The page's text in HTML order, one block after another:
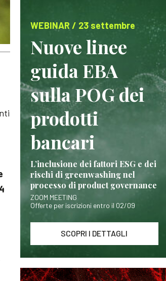
WEBINAR / 23 settembre
Nuove linee
guida EBA
sulla POG dei
prodotti
bancari
L’inclusione dei fattori ESG e dei
rischi di greenwashing nel
processo di product governance
ZOOM MEETING
Offerte per iscrizioni entro il 02/09
SCOPRI I DETTAGLI